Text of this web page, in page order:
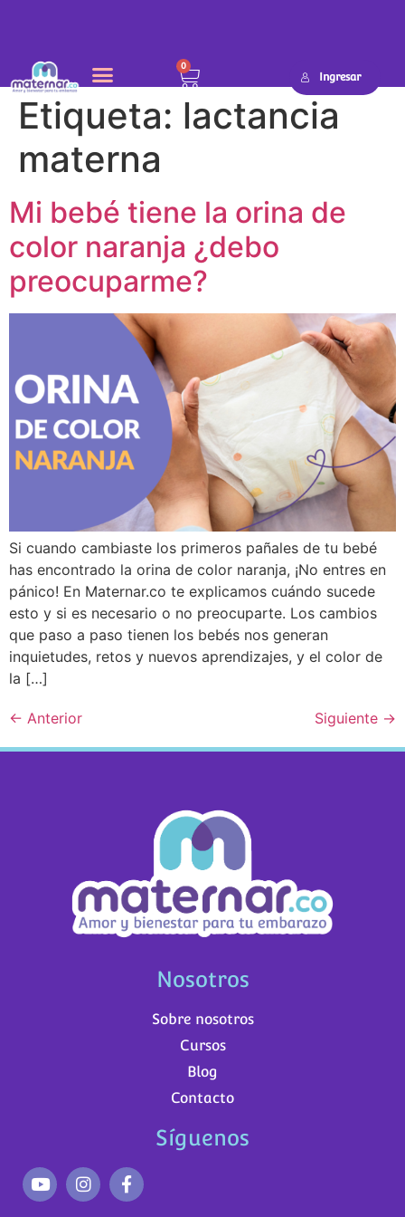
0
Ingresar
Etiqueta: lactancia
materna
Mi bebé tiene la orina de
color naranja ¿debo
preocuparme?
Si cuando cambiaste los primeros pañales de tu bebé
has encontrado la orina de color naranja, ¡No entres en
pánico! En Maternar.co te explicamos cuándo sucede
esto y si es necesario o no preocuparte. Los cambios
que paso a paso tienen los bebés nos generan
inquietudes, retos y nuevos aprendizajes, y el color de
la […]
← Anterior Siguiente →
Nosotros
Sobre nosotros
Cursos
Blog
Contacto
Síguenos